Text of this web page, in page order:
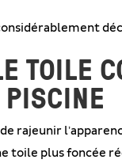
TOILE
rajeunir
toile plus foncée